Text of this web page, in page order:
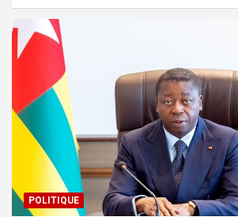
POLITIQUE